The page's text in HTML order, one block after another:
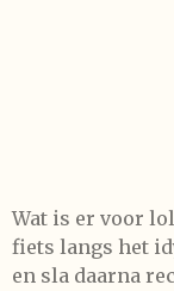
Wat is er voor
fiets langs het
en sla daarna